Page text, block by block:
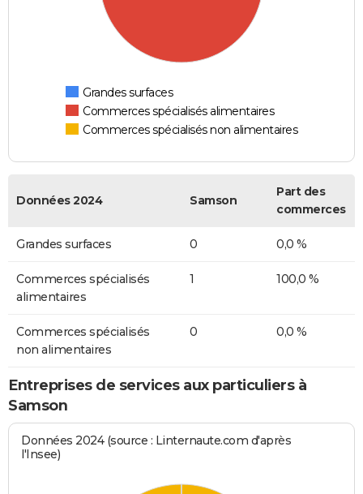
Grandes surfaces
Commerces spécialisés alimentaires
Commerces spécialisés non alimentaires
Données 2024 Samson
Part des
commerces
Grandes surfaces 0 0,0 %
Commerces spécialisés
alimentaires
1 100,0 %
Commerces spécialisés
non alimentaires
0 0,0 %
Entreprises de services aux particuliers à
Samson
Données 2024 (source : Linternaute.com d'après
l'Insee)